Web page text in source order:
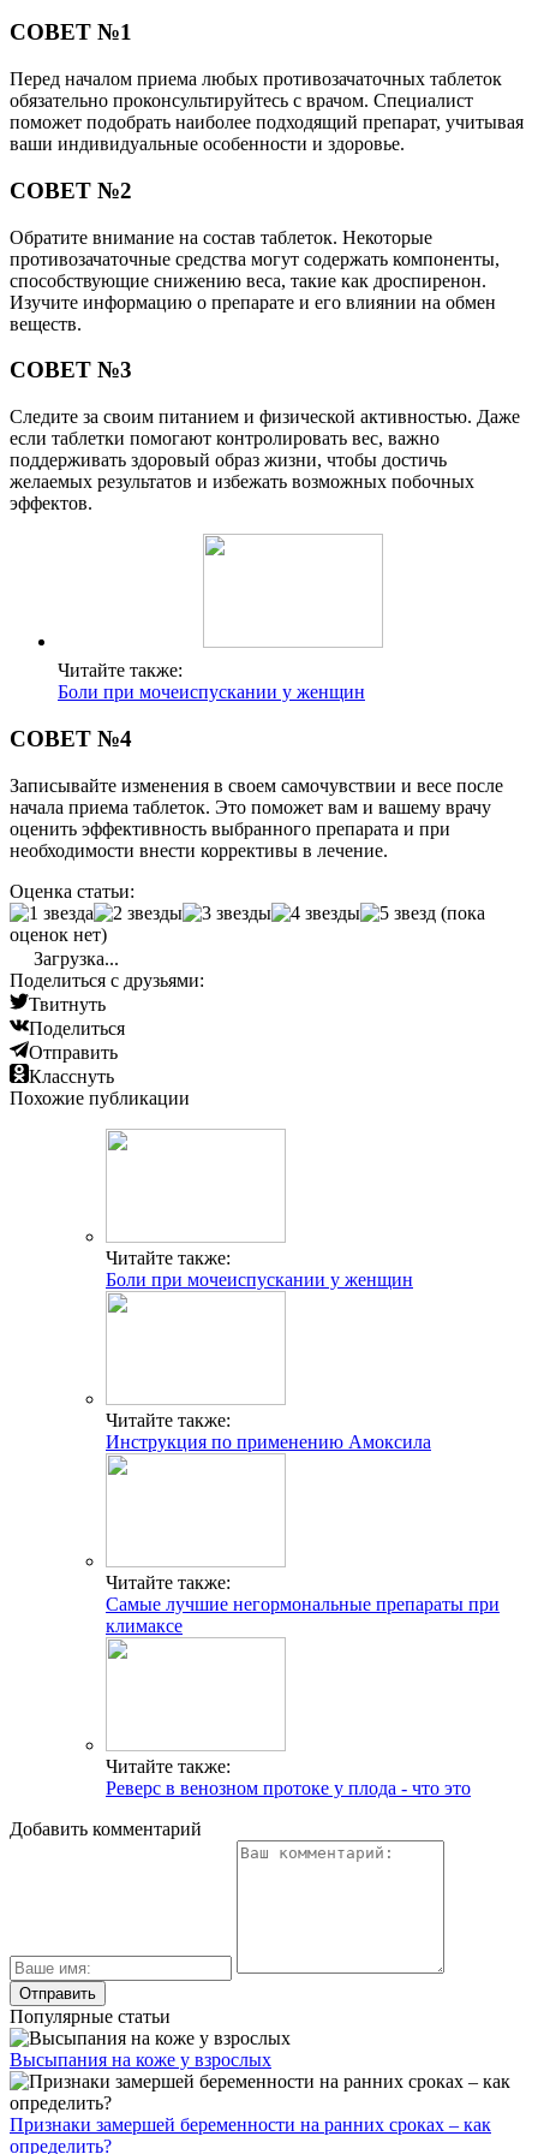
СОВЕТ №1
Перед началом приема любых противозачаточных таблеток
обязательно проконсультируйтесь с врачом. Специалист
поможет подобрать наиболее подходящий препарат, учитывая
ваши индивидуальные особенности и здоровье.
СОВЕТ №2
Обратите внимание на состав таблеток. Некоторые
противозачаточные средства могут содержать компоненты,
способствующие снижению веса, такие как дроспиренон.
Изучите информацию о препарате и его влиянии на обмен
веществ.
СОВЕТ №3
Следите за своим питанием и физической активностью. Даже
если таблетки помогают контролировать вес, важно
поддерживать здоровый образ жизни, чтобы достичь
желаемых результатов и избежать возможных побочных
эффектов.
Читайте также:
Боли при мочеиспускании у женщин
СОВЕТ №4
Записывайте изменения в своем самочувствии и весе после
начала приема таблеток. Это поможет вам и вашему врачу
оценить эффективность выбранного препарата и при
необходимости внести коррективы в лечение.
Оценка статьи:
(пока
оценок нет)
Загрузка...
Поделиться с друзьями:
Твитнуть
Поделиться
Отправить
Класснуть
Похожие публикации
Читайте также:
Боли при мочеиспускании у женщин
Читайте также:
Инструкция по применению Амоксила
Читайте также:
Самые лучшие негормональные препараты при
климаксе
Читайте также:
Реверс в венозном протоке у плода - что это
Добавить комментарий
Популярные статьи
Высыпания на коже у взрослых
Признаки замершей беременности на ранних сроках – как
определить?